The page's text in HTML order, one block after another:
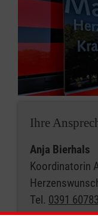
Ihre
Anja Bierhals
Koordinatorin
Tel. 0391
Nachricht